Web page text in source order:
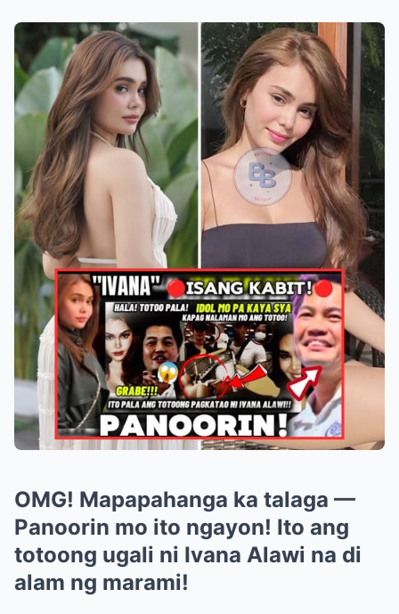
OMG! Mapapahanga ka talaga —
Panoorin mo ito ngayon! Ito ang
totoong ugali ni Ivana Alawi na di
alam ng marami!